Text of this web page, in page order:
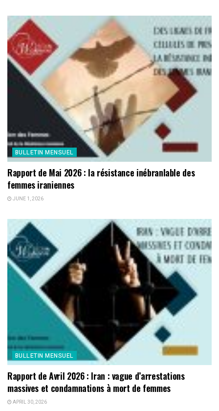
BULLETIN MENSUEL
Rapport de Mai 2026 : la résistance inébranlable des
femmes iraniennes
JUNE 1, 2026
BULLETIN MENSUEL
Rapport de Avril 2026 : Iran : vague d’arrestations
massives et condamnations à mort de femmes
APRIL 30, 2026